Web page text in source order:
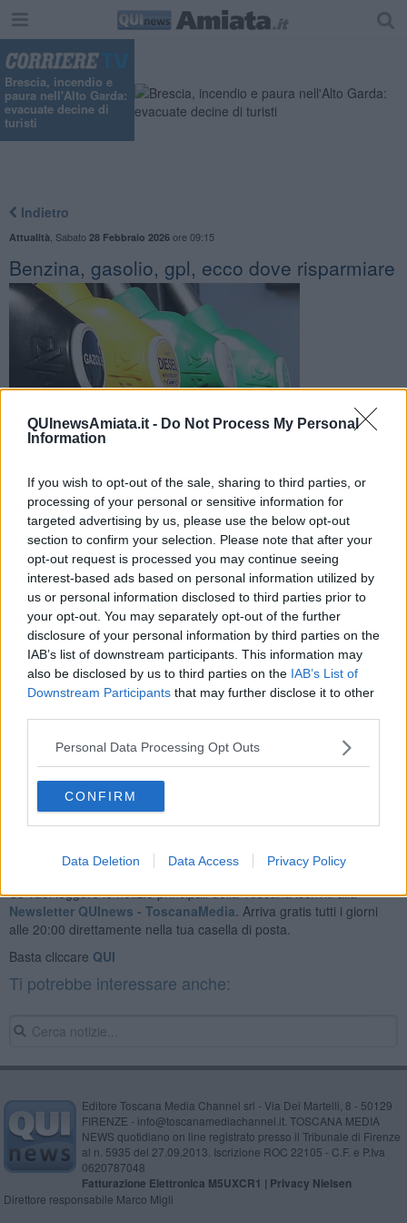
QUInewsAmiata.it - Do Not Process My Personal
Information
If you wish to opt-out of the sale, sharing to third parties, or
processing of your personal or sensitive information for
targeted advertising by us, please use the below opt-out
section to confirm your selection. Please note that after your
opt-out request is processed you may continue seeing
interest-based ads based on personal information utilized by
us or personal information disclosed to third parties prior to
your opt-out. You may separately opt-out of the further
disclosure of your personal information by third parties on the
IAB’s list of downstream participants. This information may
also be disclosed by us to third parties on the IAB’s List of
Downstream Participants that may further disclose it to other
Personal Data Processing Opt Outs
CONFIRM
Data Deletion Data Access Privacy Policy
Brescia, incendio e
paura nell'Alto Garda:
evacuate decine di
turisti
Indietro
Attualità Sabato 28 Febbraio 2026ore 09:15
Benzina, gasolio, gpl, ecco dove risparmiare
Ecco l'elenco dei prezzi del carburante in provincia di
Grosseto. Comune per comune gli impianti più economici
dove fare rifornimento.
PROVINCIA DI GROSSETO —Questi i prezzi dei carburanti
rilevati al giorno 28 February 2026dal Ministero dello sviluppo
economico
Se vuoi leggere le notizie principali della Toscana iscriviti alla
Newsletter QUInews - ToscanaMedia. Arriva gratis tutti i giorni
alle 20:00 direttamente nella tua casella di posta.
Basta cliccare QUI
Ti potrebbe interessare anche:
Editore Toscana Media Channel srl - Via Dei Martelli, 8 - 50129
FIRENZE - info@toscanamediachannel.it. TOSCANA MEDIA
NEWS quotidiano on line registrato presso il Tribunale di Firenze
al n. 5935 del 27.09.2013. Iscrizione ROC 22105 - C.F. e P.Iva
0620787048
Fatturazione Elettronica M5UXCR1 | Privacy Nielsen
Direttore responsabile Marco Migli